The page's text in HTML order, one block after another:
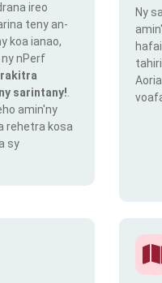
ireo
teny an-
koa ianao,
nPerf
rakitra
sarintany!
amin'ny
rehetra kosa
sy
Ny